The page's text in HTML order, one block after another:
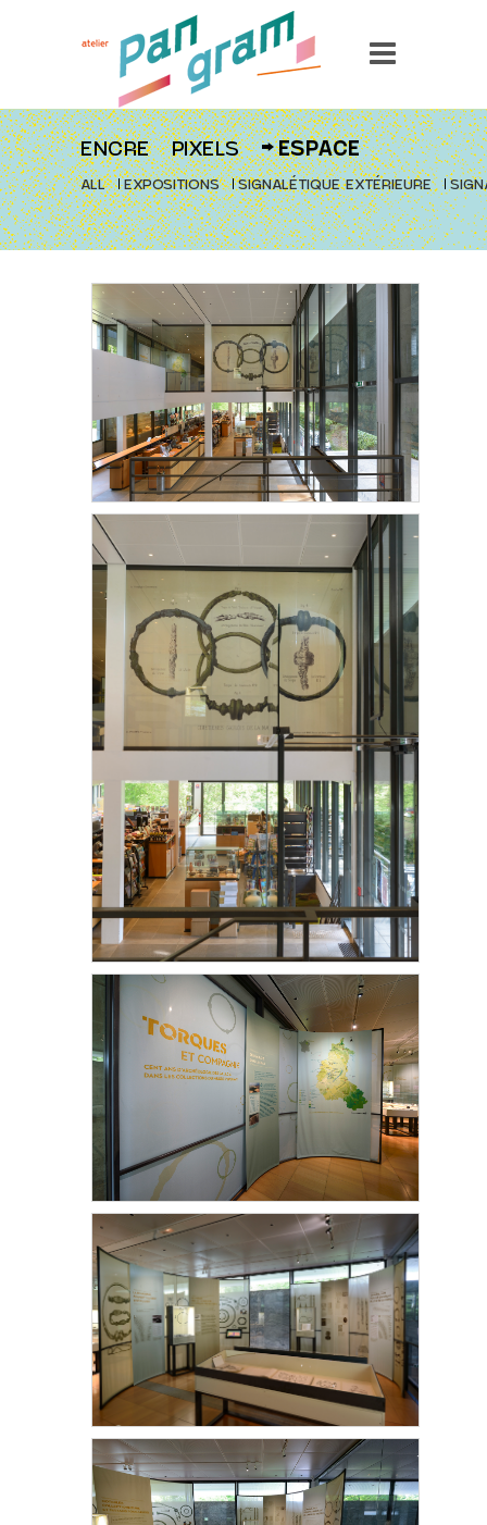
ENCRE PIXELS ESPACE
ALL EXPOSITIONS SIGNALÉTIQUE EXTÉRIEURE